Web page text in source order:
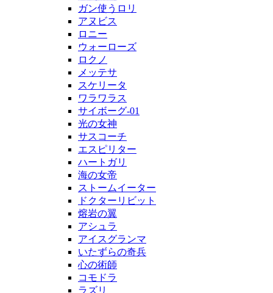
ガン使うロリ
アヌビス
ロニー
ウォーローズ
ロクノ
メッテサ
スケリータ
ワラワラス
サイボーグ-01
光の女神
サスコーチ
エスピリター
ハートガリ
海の女帝
ストームイーター
ドクターリビット
熔岩の翼
アシュラ
アイスグランマ
いたずらの奇兵
心の術師
コモドラ
ラズリ